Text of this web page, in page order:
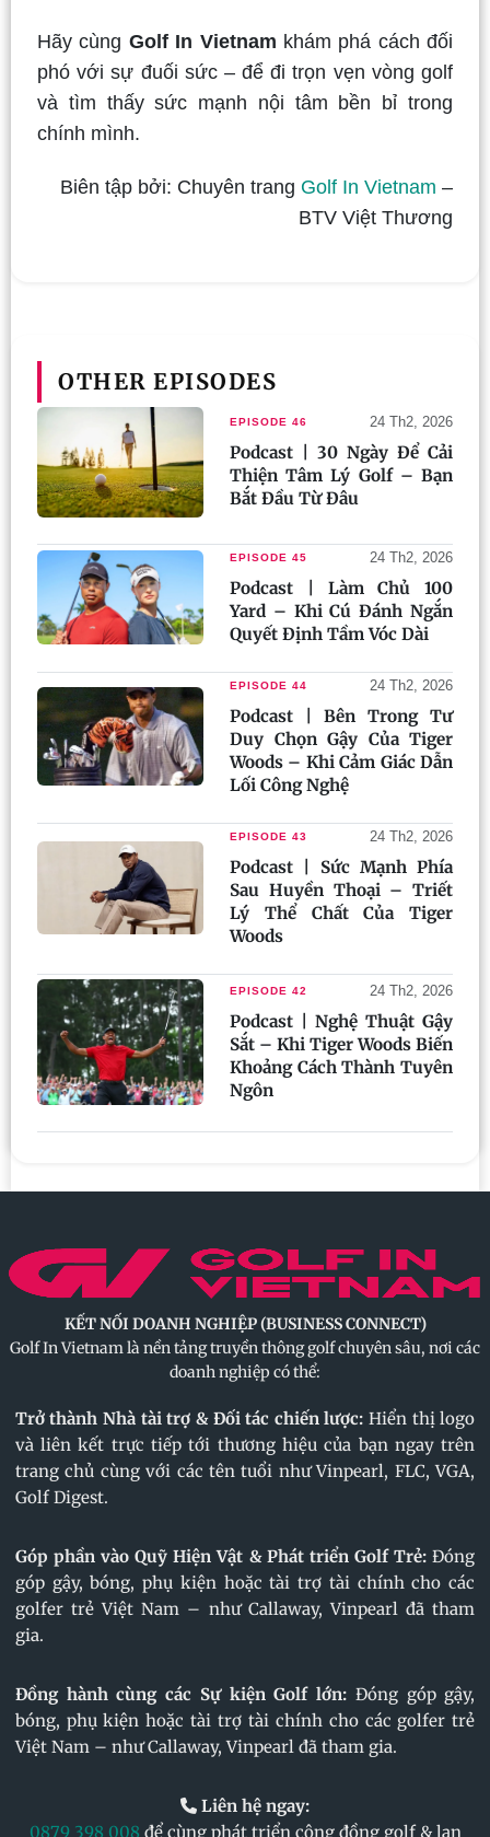
Hãy cùng Golf In Vietnam khám phá cách đối
phó với sự đuối sức – để đi trọn vẹn vòng golf
và tìm thấy sức mạnh nội tâm bền bỉ trong
chính mình.
Biên tập bởi: Chuyên trang Golf In Vietnam –
BTV Việt Thương
OTHER EPISODES
EPISODE 46 24 Th2, 2026
Podcast | 30 Ngày Để Cải
Thiện Tâm Lý Golf – Bạn
Bắt Đầu Từ Đâu
EPISODE 45 24 Th2, 2026
Podcast | Làm Chủ 100
Yard – Khi Cú Đánh Ngắn
Quyết Định Tầm Vóc Dài
EPISODE 44 24 Th2, 2026
Podcast | Bên Trong Tư
Duy Chọn Gậy Của Tiger
Woods – Khi Cảm Giác Dẫn
Lối Công Nghệ
EPISODE 43 24 Th2, 2026
Podcast | Sức Mạnh Phía
Sau Huyền Thoại – Triết
Lý Thể Chất Của Tiger
Woods
EPISODE 42 24 Th2, 2026
Podcast | Nghệ Thuật Gậy
Sắt – Khi Tiger Woods Biến
Khoảng Cách Thành Tuyên
Ngôn
KẾT NỐI DOANH NGHIỆP (BUSINESS CONNECT)
Golf In Vietnam là nền tảng truyền thông golf chuyên sâu, nơi các
doanh nghiệp có thể:
Trở thành Nhà tài trợ & Đối tác chiến lược: Hiển thị logo
và liên kết trực tiếp tới thương hiệu của bạn ngay trên
trang chủ cùng với các tên tuổi như Vinpearl, FLC, VGA,
Golf Digest.
Góp phần vào Quỹ Hiện Vật & Phát triển Golf Trẻ: Đóng
góp gậy, bóng, phụ kiện hoặc tài trợ tài chính cho các
golfer trẻ Việt Nam – như Callaway, Vinpearl đã tham
gia.
Đồng hành cùng các Sự kiện Golf lớn: Đóng góp gậy,
bóng, phụ kiện hoặc tài trợ tài chính cho các golfer trẻ
Việt Nam – như Callaway, Vinpearl đã tham gia.
Liên hệ ngay:
0879 398 008 để cùng phát triển cộng đồng golf & lan